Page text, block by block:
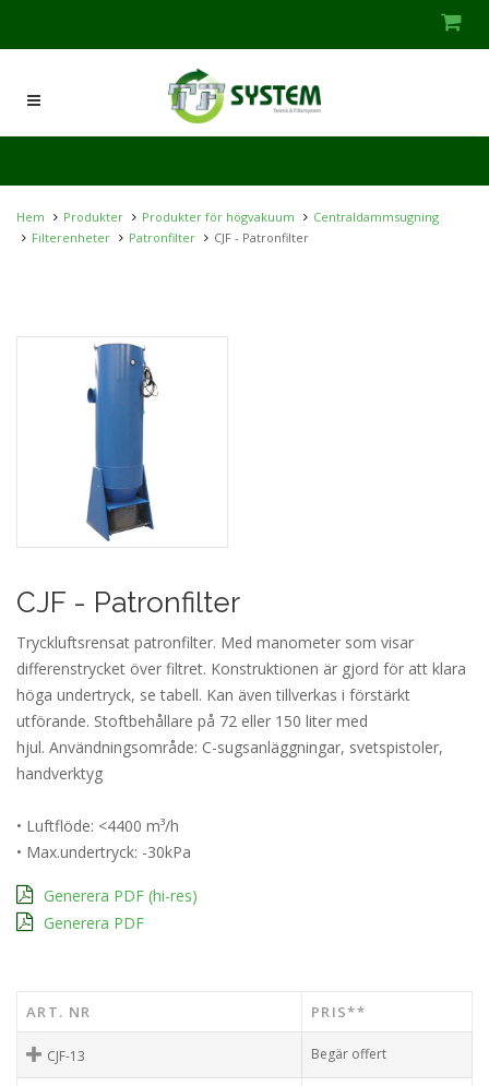
Hem Produkter Produkter för högvakuum
Centraldammsugning
Filterenheter
Patronfilter CJF - Patronfilter
CJF - Patronfilter
Tryckluftsrensat patronfilter. Med manometer som visar
differenstrycket över filtret. Konstruktionen är gjord för att klara
höga undertryck, se tabell. Kan även tillverkas i förstärkt
utförande. Stoftbehållare på 72 eller 150 liter med
hjul. Användningsområde: C-sugsanläggningar, svetspistoler,
handverktyg
• Luftflöde: <4400 m³/h
• Max.undertryck: -30kPa
Generera PDF (hi-res)
Generera PDF
ART. NR PRIS**
CJF-13 Begär offert